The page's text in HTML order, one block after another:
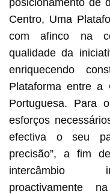
Centro, Uma
com afinco na
qualidade da
enriquecendo
Plataforma entre
Portuguesa. Para
esforços
efectiva o seu
precisão”, a fim
intercâmbio
proactivamente